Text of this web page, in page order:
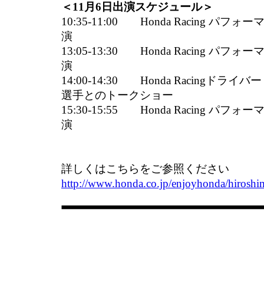
＜11月6日出演スケジュール＞
10:35-11:00 Honda Racing パフォー
演
13:05-13:30 Honda Racing パフォー
演
14:00-14:30 Honda Racingドライバ
選手とのトークショー
15:30-15:55 Honda Racing パフォー
演
詳しくはこちらをご参照ください
http://www.honda.co.jp/enjoyhonda/